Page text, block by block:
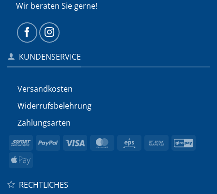
Wir beraten Sie gerne!
KUNDENSERVICE
Versandkosten
Widerrufs­belehrung
Zahlungsarten
Sofort PayPal Visa MasterCard
Eps
Bank
Apple
RECHTLICHES